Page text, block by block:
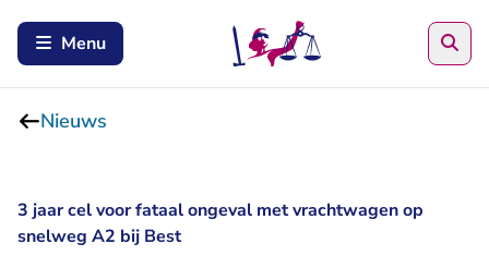
Menu
Nieuws
3 jaar cel voor fataal ongeval met vrachtwagen op
snelweg A2 bij Best